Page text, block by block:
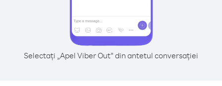
Selectați „Apel Viber Out” din antetul conversației